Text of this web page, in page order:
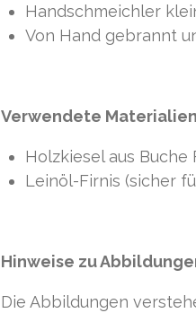
Handschmeichler
Von Hand gebrannt
Verwendete
Holzkiesel aus Buche
Leinöl-Firnis (sicher
Hinweise zu
Die Abbildungen